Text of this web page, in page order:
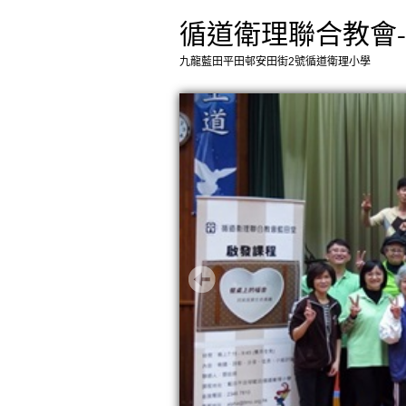
循道衛理聯合教會
九龍藍田平田邨安田街2號循道衛理小學